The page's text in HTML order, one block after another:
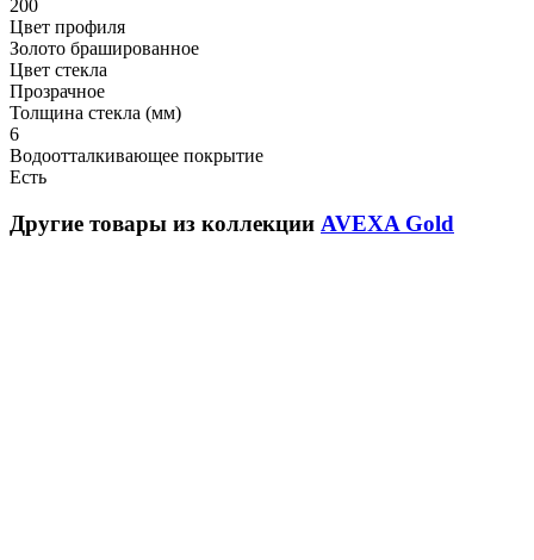
200
Цвет профиля
Золото брашированное
Цвет стекла
Прозрачное
Толщина стекла (мм)
6
Водоотталкивающее покрытие
Есть
Другие товары из коллекции AVEXA Gold